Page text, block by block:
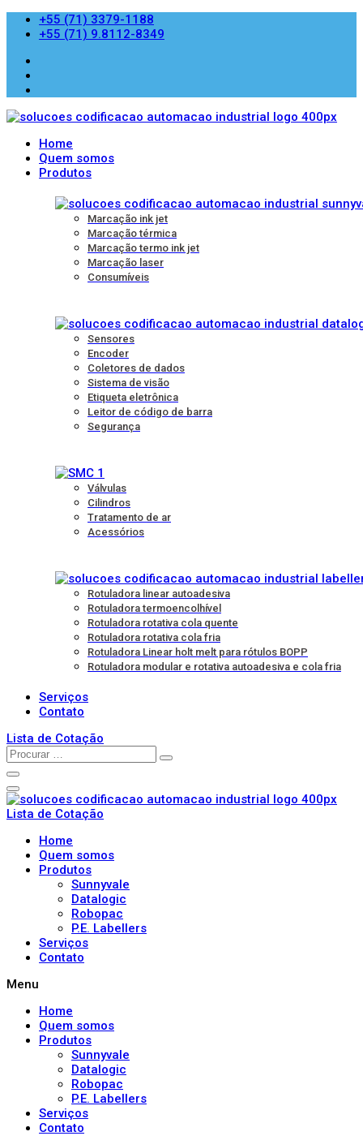
+55 (71) 3379-1188
+55 (71) 9.8112-8349
Home
Quem somos
Produtos
Marcação ink jet
Marcação térmica
Marcação termo ink jet
Marcação laser
Consumíveis
Sensores
Encoder
Coletores de dados
Sistema de visão
Etiqueta eletrônica
Leitor de código de barra
Segurança
Válvulas
Cilindros
Tratamento de ar
Acessórios
Rotuladora linear autoadesiva
Rotuladora termoencolhível
Rotuladora rotativa cola quente
Rotuladora rotativa cola fria
Rotuladora Linear holt melt para rótulos BOPP
Rotuladora modular e rotativa autoadesiva e cola fria
Serviços
Contato
Lista de Cotação
Lista de Cotação
Home
Quem somos
Produtos
Sunnyvale
Datalogic
Robopac
P.E. Labellers
Serviços
Contato
Menu
Home
Quem somos
Produtos
Sunnyvale
Datalogic
Robopac
P.E. Labellers
Serviços
Contato